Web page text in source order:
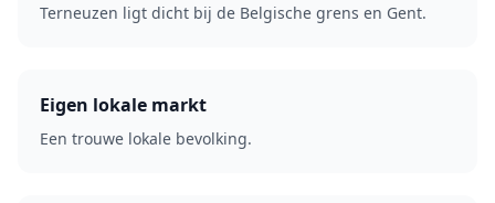
Terneuzen ligt dicht bij de Belgische grens en Gent.
Eigen lokale markt
Een trouwe lokale bevolking.